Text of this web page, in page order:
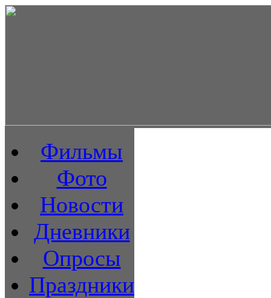
Фильмы
Фото
Новости
Дневники
Опросы
Праздники